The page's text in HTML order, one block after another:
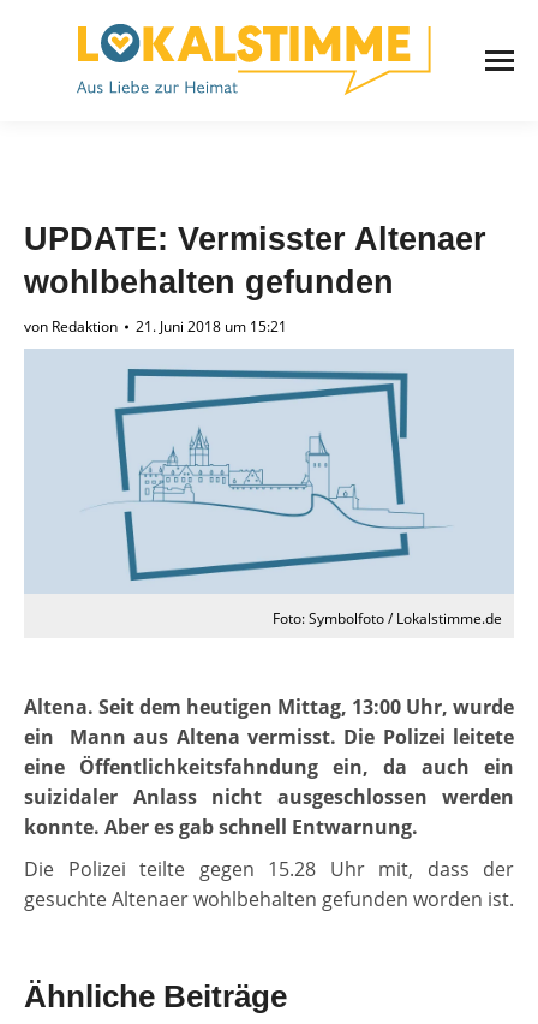
UPDATE: Vermisster Altenaer
wohlbehalten gefunden
von Redaktion 21. Juni 2018 um 15:21
Foto: Symbolfoto / Lokalstimme.de
Altena. Seit dem heutigen Mittag, 13:00 Uhr, wurde
ein Mann aus Altena vermisst. Die Polizei leitete
eine Öffentlichkeitsfahndung ein, da auch ein
suizidaler Anlass nicht ausgeschlossen werden
konnte. Aber es gab schnell Entwarnung.
Die Polizei teilte gegen 15.28 Uhr mit, dass der
gesuchte Altenaer wohlbehalten gefunden worden ist.
Ähnliche Beiträge